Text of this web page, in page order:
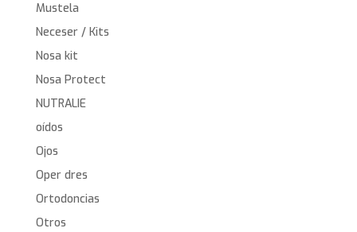
Mustela
Neceser / Kits
Nosa kit
Nosa Protect
NUTRALIE
oídos
Ojos
Oper dres
Ortodoncias
Otros